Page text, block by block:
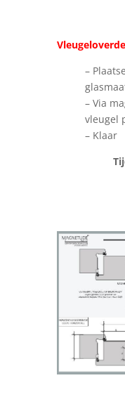
–
– Via
vleugel
– Klaar